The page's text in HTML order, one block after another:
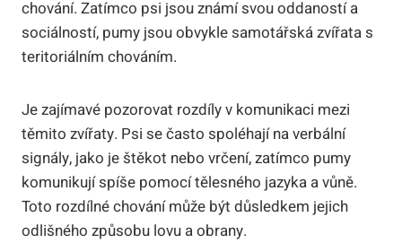
chování. Zatímco psi jsou známí svou oddaností a
sociálností, pumy jsou obvykle samotářská zvířata s
teritoriálním chováním.
Je zajímavé pozorovat rozdíly v komunikaci mezi
těmito zvířaty. Psi se často spoléhají na verbální
signály, jako je štěkot nebo vrčení, zatímco pumy
komunikují spíše pomocí tělesného jazyka a vůně.
Toto rozdílné chování může být důsledkem jejich
odlišného způsobu lovu a obrany.